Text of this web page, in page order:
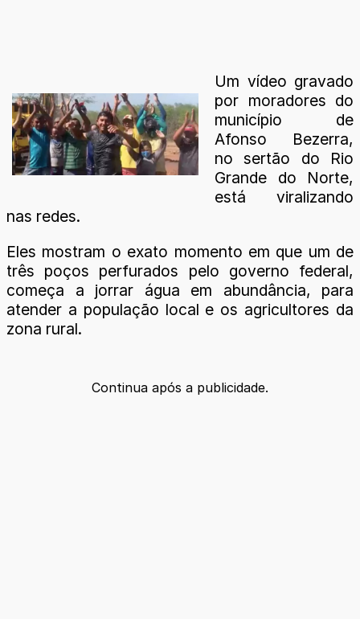
Um vídeo gravado
por moradores do
município de
Afonso Bezerra,
no sertão do Rio
Grande do Norte,
está viralizando
nas redes.
Eles mostram o exato momento em que um de
três poços perfurados pelo governo federal,
começa a jorrar água em abundância, para
atender a população local e os agricultores da
zona rural.
Continua após a publicidade.